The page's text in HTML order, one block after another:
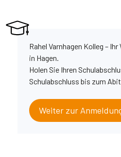
Rahel Varnhagen Kolleg –
in Hagen.
Holen Sie Ihren
Schulabschluss bis zum
Weiter zur